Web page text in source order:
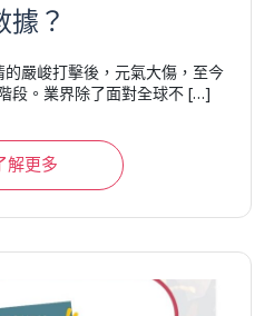
？
嚴峻打擊後，元氣大傷，至今
段。業界除了面對全球不 […]
解更多